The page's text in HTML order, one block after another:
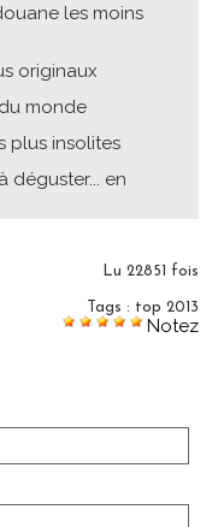
les moins
originaux
monde
plus insolites
déguster... en
Lu 22851 fois
Tags : top 2013
Notez